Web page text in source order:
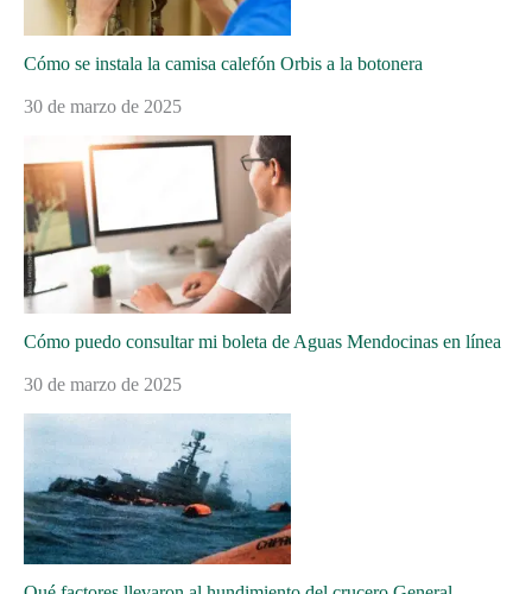
Cómo se instala la camisa calefón Orbis a la botonera
30 de marzo de 2025
Cómo puedo consultar mi boleta de Aguas Mendocinas en línea
30 de marzo de 2025